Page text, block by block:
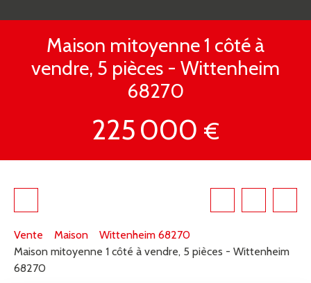
Maison mitoyenne 1 côté à
vendre, 5 pièces - Wittenheim
68270
225 000 €
Vente Maison
Wittenheim 68270
Maison mitoyenne 1 côté à vendre, 5 pièces - Wittenheim
68270